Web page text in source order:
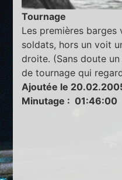
Tournage
Les premières
soldats, hors un voit
droite. (Sans doute
de tournage qui
Ajoutée le
Minutage : 01:46:00